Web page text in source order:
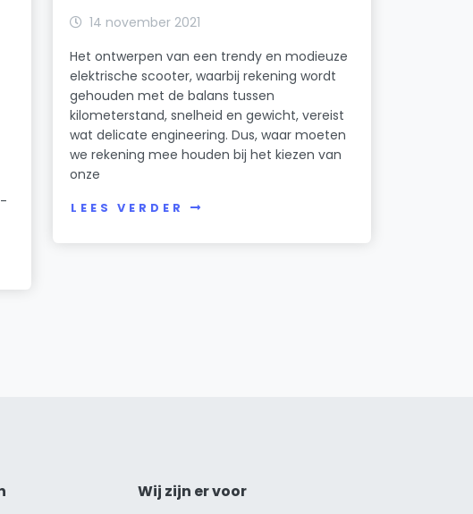
14 november 2021
Het ontwerpen van een trendy en modieuze
elektrische scooter, waarbij rekening wordt
gehouden met de balans tussen
kilometerstand, snelheid en gewicht, vereist
wat delicate engineering. Dus, waar moeten
we rekening mee houden bij het kiezen van
onze
LEES VERDER
Wij zijn er voor